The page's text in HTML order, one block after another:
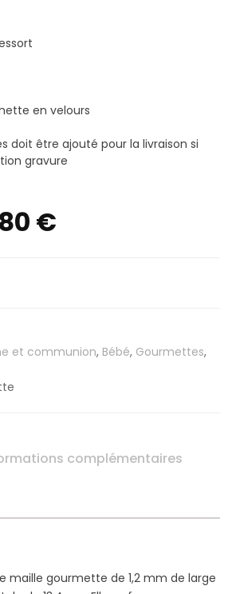
en velours
doit être ajouté pour la livraison si
gravure
€.
€
et communion, Bébé, Gourmettes,
complémentaires
maille gourmette de 1,2 mm de large